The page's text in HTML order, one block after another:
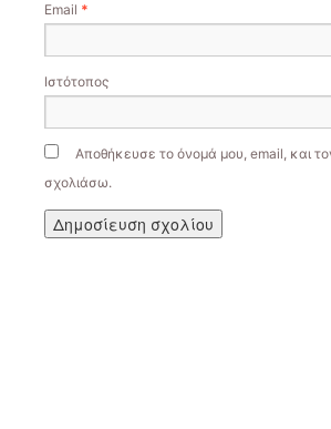
Email *
Ιστότοπος
Αποθήκευσε το όνομά μου, email, και
σχολιάσω.